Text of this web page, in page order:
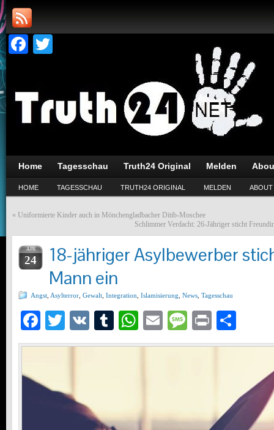
Facebook
Home Tagesschau Truth24 Original Melden
HOME TAGESSCHAU TRUTH24 ORIGINAL MELDEN ABOUT
« Uniformierte Kinder auch in Mönchengladbacher Ditib-Moschee
Schlimmer Verdacht: 26-Jähriger sticht
APR
24
18-jähriger Asylbewerber
Mann ein
Angst Asylterror Gewalt Integration Islamisierung News Tagesschau
Facebook
Twitter
VK Tumblr
WhatsApp
EmailMessage
Print